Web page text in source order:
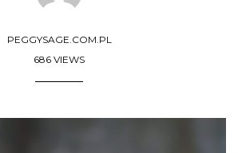
PEGGYSAGE.COM.PL
686 VIEWS